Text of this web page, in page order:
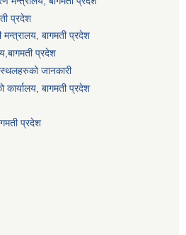
प्रदेश
मन्त्रालय, बागमती प्रदेश
प्रदेश
जानकारी
कार्यालय, बागमती प्रदेश
प्रदेश